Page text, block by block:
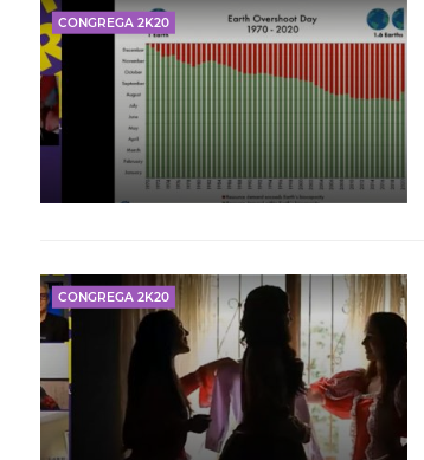
CONGREGA 2K20
CONGREGA 2K20